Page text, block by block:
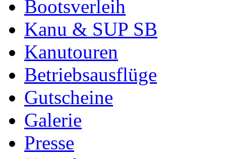
Bootsverleih
Kanu & SUP SB
Kanutouren
Betriebsausflüge
Gutscheine
Galerie
Presse